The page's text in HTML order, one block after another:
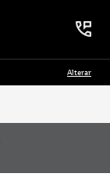
Alterar